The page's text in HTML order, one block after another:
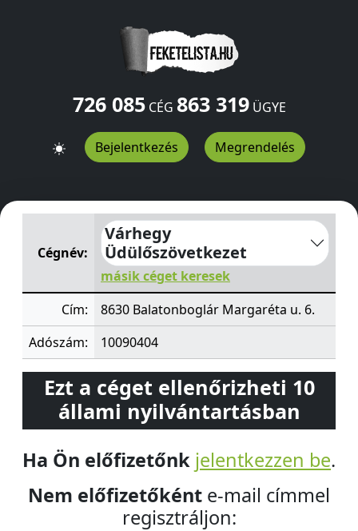
726 085CÉG 863 319ÜGYE
Bejelentkezés Megrendelés
Várhegy ÜdülőszövetkezetMargaréta u. 6.
Cégnév:
Várhegy
Üdülőszövetkezet
másik céget keresek
Cím:
8630 Balatonboglár Margaréta u. 6.
Adószám:
10090404
Ezt a céget ellenőrizheti 10
állami nyilvántartásban
Ha Ön előfizetőnk jelentkezzen be.
Nem előfizetőként e-mail címmel
regisztráljon: